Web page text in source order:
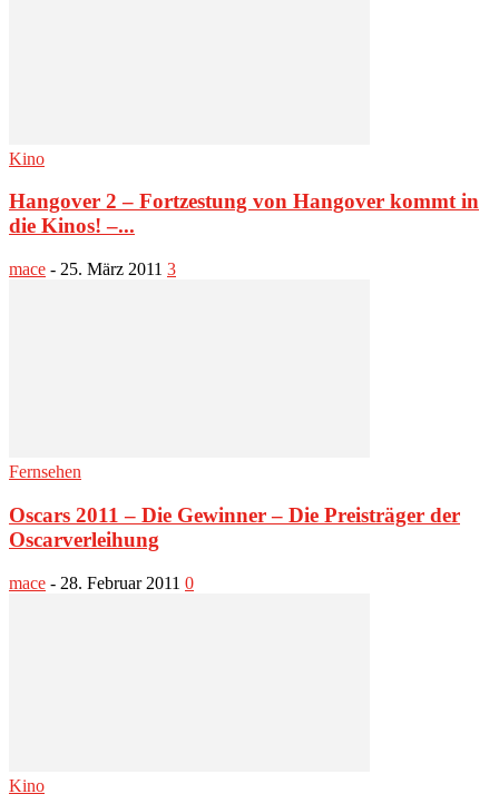
Kino
Hangover 2 – Fortzestung von Hangover kommt in
die Kinos! –...
mace - 25. März 2011 3
Fernsehen
Oscars 2011 – Die Gewinner – Die Preisträger der
Oscarverleihung
mace - 28. Februar 2011 0
Kino